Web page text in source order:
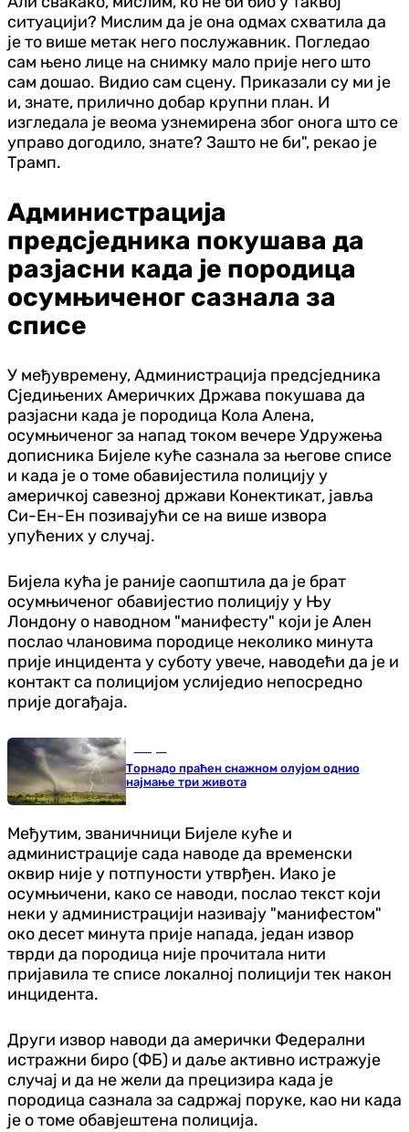
ситуацији? Мислим да је она одмах схватила да
је то више метак него послужавник. Погледао
сам њено лице на снимку мало прије него што
сам дошао. Видио сам сцену. Приказали су ми је
и, знате, прилично добар крупни план. И
изгледала је веома узнемирена због онога што се
управо догодило, знате? Зашто не би", рекао је
Трамп.
Администрација
предсједника покушава да
разјасни када је породица
осумњиченог сазнала за
списе
У међувремену, Администрација предсједника
Сједињених Америчких Држава покушава да
разјасни када је породица Кола Алена,
осумњиченог за напад током вечере Удружења
дописника Бијеле куће сазнала за његове списе
и када је о томе обавијестила полицију у
америчкој савезној држави Конектикат, јавља
Си-Ен-Ен позивајући се на више извора
упућених у случај.
Бијела кућа је раније саопштила да је брат
осумњиченог обавијестио полицију у Њу
Лондону о наводном "манифесту" који је Ален
послао члановима породице неколико минута
прије инцидента у суботу увече, наводећи да је и
контакт са полицијом услиједио непосредно
прије догађаја.
Торнадо праћен снажном олујом однио
најмање три живота
Међутим, званичници Бијеле куће и
администрације сада наводе да временски
оквир није у потпуности утврђен. Иако је
осумњичени, како се наводи, послао текст који
неки у администрацији називају "манифестом"
око десет минута прије напада, један извор
тврди да породица није прочитала нити
пријавила те списе локалној полицији тек након
инцидента.
Други извор наводи да амерички Федерални
истражни биро (ФБ) и даље активно истражује
случај и да не жели да прецизира када је
породица сазнала за садржај поруке, као ни када
је о томе обавјештена полиција.